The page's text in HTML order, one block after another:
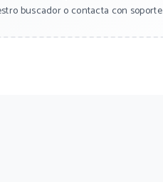
buscador o contacta con soporte